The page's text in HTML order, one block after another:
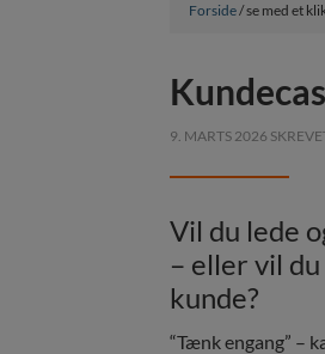
Forside/ se med et
9. MARTS 2026
Vil du lede
– eller vil
kunde?
“Tænk engang” –